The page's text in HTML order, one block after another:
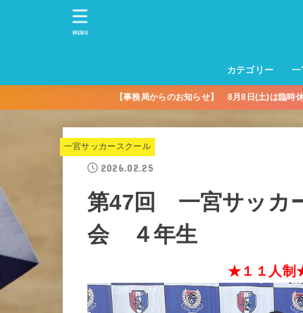
カテゴリー
一宮サッカースク
トレーニングセン
一宮FA
一宮FC
一宮ＦＣレディー
一宮サッカースク
中学生練習
一宮ＦＣＪＹ【中
一宮ＦＣＪYレデ
女子】
幼児トレセン【年
少】
パパさんママさん
親子の部
社会人の部
コルボス 【シニア
フットサル
コルボスリーグ
グレイセス
一
MENU
【事務局からのお知らせ】 8月8日(土)は臨時
一宮サッカースクール
2026.02.25
第47回 一宮サッカ
会 ４年生
★１１人制